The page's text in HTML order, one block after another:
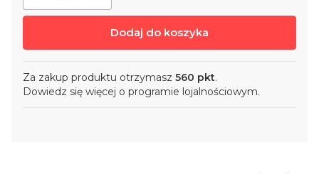
Dodaj do koszyka
Za zakup produktu otrzymasz 560 pkt.
Dowiedz się więcej o programie lojalnościowym.